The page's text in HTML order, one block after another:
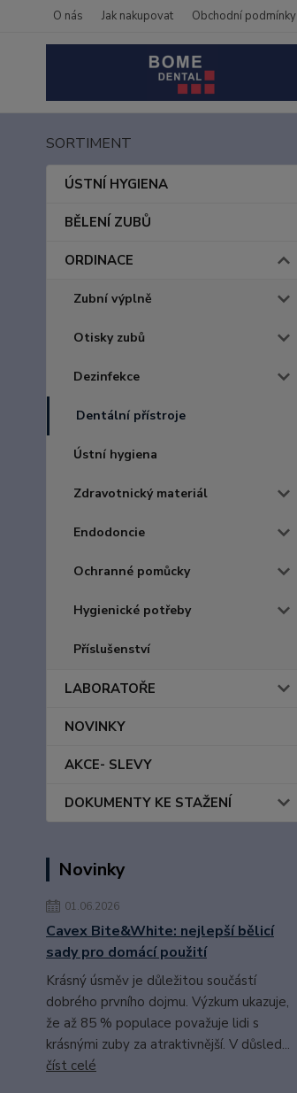
O nás Jak nakupovat Obchodní podmínky
SORTIMENT
ÚSTNÍ HYGIENA
BĚLENÍ ZUBŮ
ORDINACE
Zubní výplně
Otisky zubů
Dezinfekce
Dentální přístroje
Ústní hygiena
Zdravotnický materiál
Endodoncie
Ochranné pomůcky
Hygienické potřeby
Příslušenství
LABORATOŘE
NOVINKY
AKCE- SLEVY
DOKUMENTY KE STAŽENÍ
Novinky
01.06.2026
Cavex Bite&White: nejlepší bělicí
sady pro domácí použití
Krásný úsměv je důležitou součástí
dobrého prvního dojmu. Výzkum ukazuje,
že až 85 % populace považuje lidi s
krásnými zuby za atraktivnější. V důsled...
číst celé